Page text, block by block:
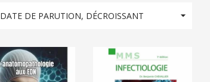
DATE DE PARUTION, DÉCROISSANT 